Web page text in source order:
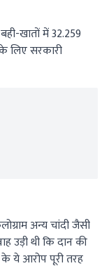
खातों में 32.259
लिए सरकारी
अन्य चांदी जैसी
उड़ी थी कि दान की
ये आरोप पूरी तरह